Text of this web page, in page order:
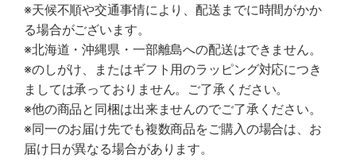
※天候不順や交通事情により、配送までに時間がかか
る場合がございます。
※北海道・沖縄県・一部離島への配送はできません。
※のしがけ、またはギフト用のラッピング対応につき
ましては承っておりません。ご了承ください。
※他の商品と同梱は出来ませんのでご了承ください。
※同一のお届け先でも複数商品をご購入の場合は、お
届け日が異なる場合があります。